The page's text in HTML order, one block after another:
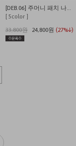
[DEB.06] 주머니 패치 나일론 이지 밴딩 반바지
[ 5color ]
33,800원
24,800원 (27%↓)